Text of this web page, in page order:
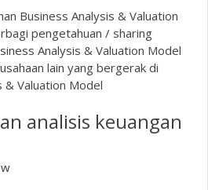
Business Analysis & Valuation
pengetahuan / sharing
Analysis & Valuation Model
lain yang bergerak di
& Valuation Model
analisis keuangan